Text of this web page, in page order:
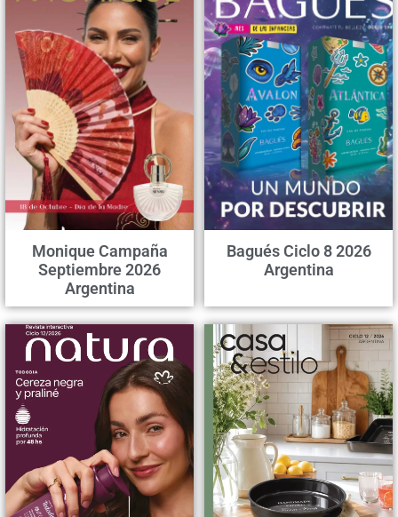
Monique Campaña
Septiembre 2026
Argentina
Bagués Ciclo 8 2026
Argentina